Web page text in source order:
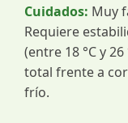
Cuidados: Muy
Requiere
(entre 18 °C y
total frente a
frío.